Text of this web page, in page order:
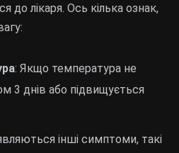
до лікаря. Ось кілька ознак,
: Якщо температура не
3 днів або підвищується
інші симптоми, такі